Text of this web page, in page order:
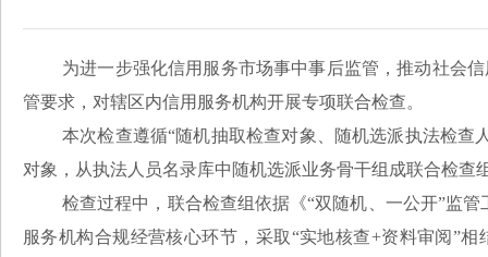
为进一步强化信用服务市场事中事后监管，推动社会
管要求，对辖区内信用服务机构开展专项联合检查。
本次检查遵循“随机抽取检查对象、随机选派执法检查
对象，从执法人员名录库中随机选派业务骨干组成联合检查
检查过程中，联合检查组依据《“双随机、一公开”监
服务机构合规经营核心环节，采取“实地核查+资料审阅”